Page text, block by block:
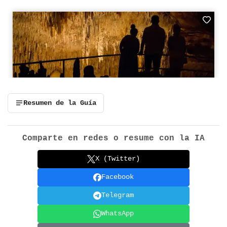
Resumen de la Guía
Comparte en redes o resume con la IA
X (Twitter)
Facebook
Telegram
WhatsApp